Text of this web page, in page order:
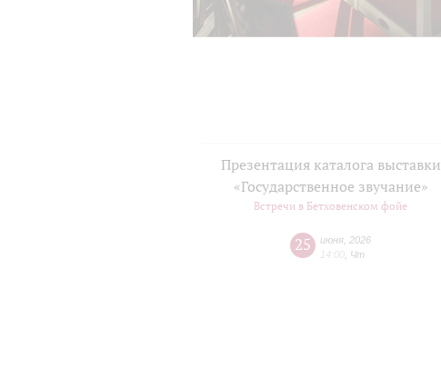
Презентация каталога выставки
«Государственное звучание»
Встречи в Бетховенском фойе
25 июня 2026
14:00 Чт